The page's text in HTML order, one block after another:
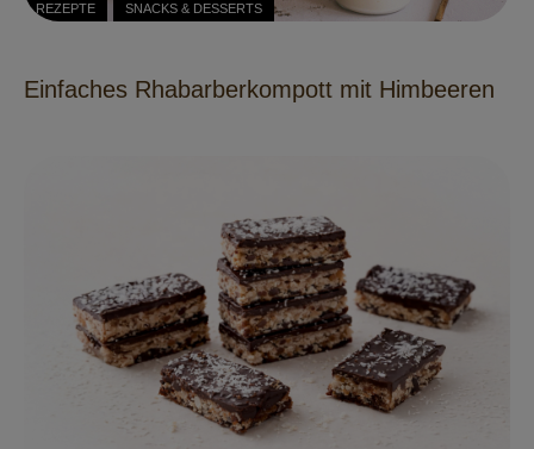
REZEPTE SNACKS & DESSERTS
Einfaches Rhabarberkompott mit Himbeeren